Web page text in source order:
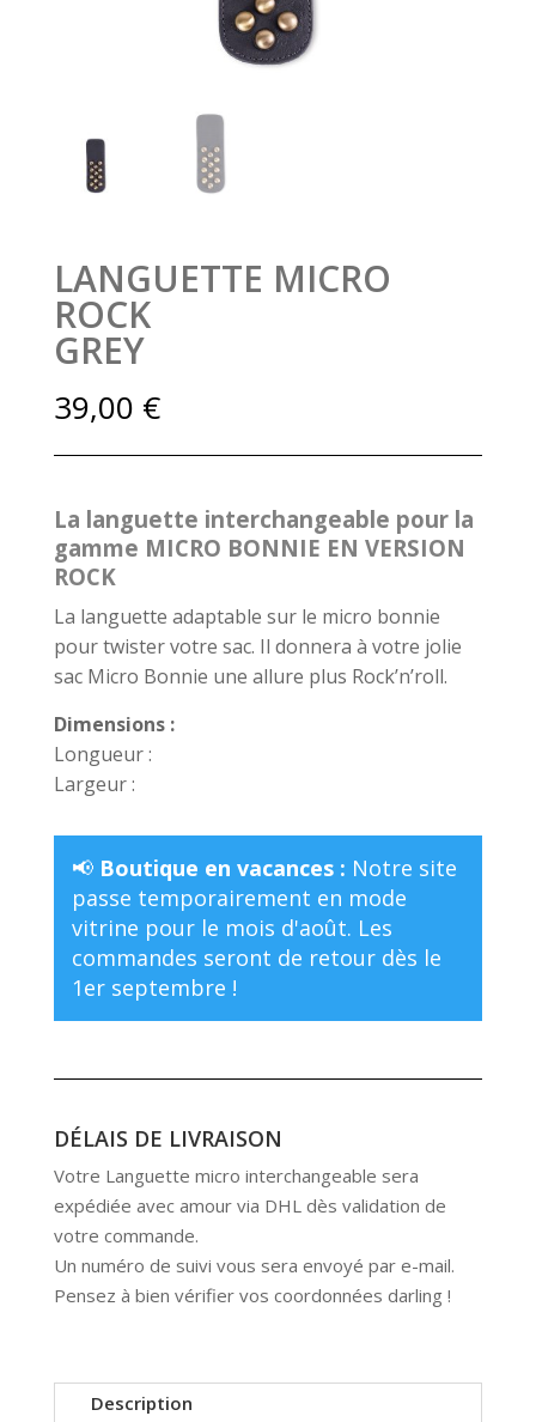
LANGUETTE MICRO
ROCK
GREY
39,00 €
La languette interchangeable pour la
gamme MICRO BONNIE EN VERSION
ROCK
La languette adaptable sur le micro bonnie
pour twister votre sac. Il donnera à votre jolie
sac Micro Bonnie une allure plus Rock’n’roll.
Dimensions :
Longueur :
Largeur :
📢 Boutique en vacances : Notre site
passe temporairement en mode
vitrine pour le mois d'août. Les
commandes seront de retour dès le
1er septembre !
DÉLAIS DE LIVRAISON
Votre Languette micro interchangeable sera
expédiée avec amour via DHL dès validation de
votre commande.
Un numéro de suivi vous sera envoyé par e-mail.
Pensez à bien vérifier vos coordonnées darling !
Description